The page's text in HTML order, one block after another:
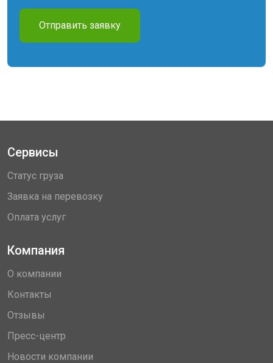
Отправить заявку
Сервисы
Статус груза
Заявка на перевозку
Оплата услуг
Компания
О компании
Контакты
Отзывы
Пресс-центр
Новости компании